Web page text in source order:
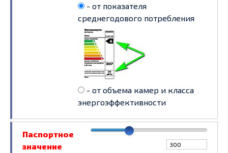
- от показателя
среднегодового потребления
- от объема камер и класса
энергоэффективности
Паспортное
значение